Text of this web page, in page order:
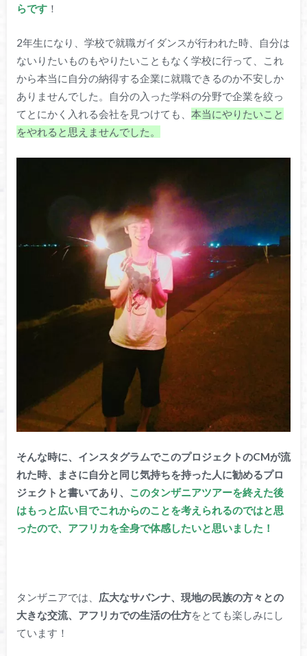
らです！
2年生になり、学校で就職ガイダンスが行われた時、自分は
ないりたいものもやりたいこともなく学校に行って、これ
から本当に自分の納得する企業に就職できるのか不安しか
ありませんでした。自分の入った学科の分野で企業を絞っ
てとにかく入れる会社を見つけても、 本当にやりたいこと
をやれると思えませんでした。
そんな時に、インスタグラムでこのプロジェクトのCMが流
れた時、まさに自分と同じ気持ちを持った人に勧めるプロ
ジェクトと書いてあり、 このタンザニアツアーを終えた後
はもっと広い目でこれからのことを考えられるのではと思
ったので、アフリカを全身で体感したいと思いました！
タンザニアでは、 広大なサバンナ、現地の民族の方々との
大きな交流、アフリカでの生活の仕方をとても楽しみにし
ています！